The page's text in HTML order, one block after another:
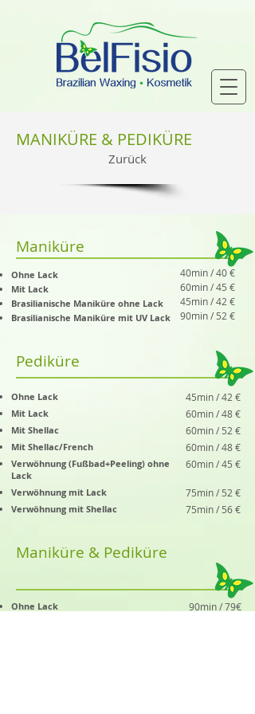
MANIKÜRE & PEDIKÜRE
Zurück
Maniküre
Ohne Lack 40min / 40 €
Mit Lack 60min / 45 €
Brasilianische Maniküre ohne Lack 45min / 42 €
Brasilianische Maniküre mit UV Lack 90min / 52 €
Pediküre
Ohne Lack 45min / 42 €
Mit Lack 60min / 48 €
Mit Shellac 60min / 52 €
Mit Shellac/French 60min / 48 €
Verwöhnung (Fußbad+Peeling) ohne
Lack
60min / 45 €
Verwöhnung mit Lack 75min / 52 €
Verwöhnung mit Shellac 75min / 56 €
Maniküre & Pediküre
Ohne Lack 90min / 79€